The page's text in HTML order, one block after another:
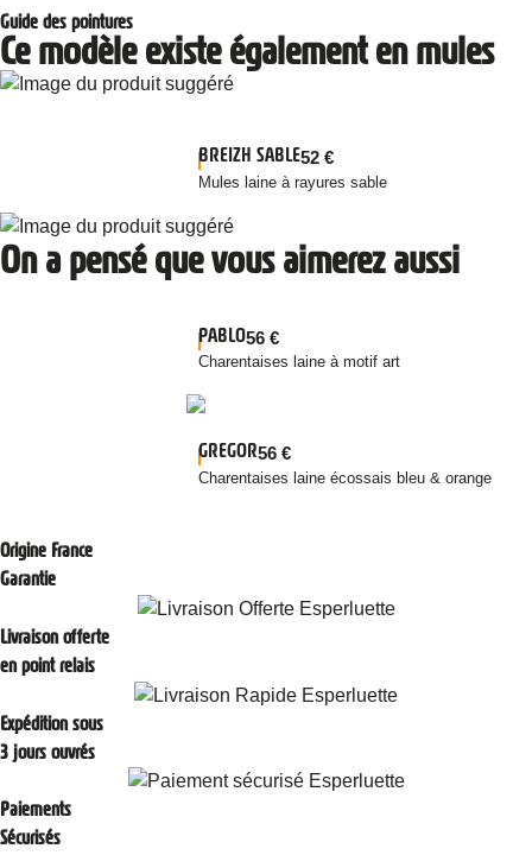
Guide des pointures
Ce modèle existe également en mules
BREIZH SABLE52 €
Mules laine à rayures sable
On a pensé que vous aimerez aussi
PABLO56 €
Charentaises laine à motif art
GREGOR56 €
Charentaises laine écossais bleu & orange
Origine France
Garantie
Livraison offerte
en point relais
Expédition sous
3 jours ouvrés
Paiements
Sécurisés